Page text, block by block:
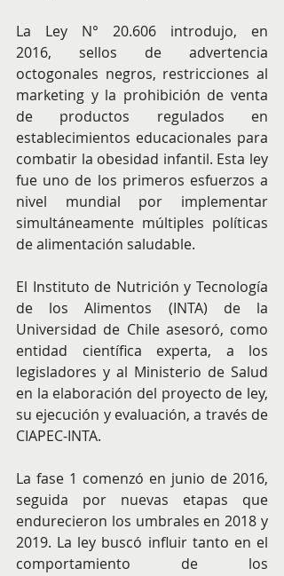
La Ley N° 20.606 introdujo, en
2016, sellos de advertencia
octogonales negros, restricciones al
marketing y la prohibición de venta
de productos regulados en
establecimientos educacionales para
combatir la obesidad infantil. Esta ley
fue uno de los primeros esfuerzos a
nivel mundial por implementar
simultáneamente múltiples políticas
de alimentación saludable.
El Instituto de Nutrición y Tecnología
de los Alimentos (INTA) de la
Universidad de Chile asesoró, como
entidad científica experta, a los
legisladores y al Ministerio de Salud
en la elaboración del proyecto de ley,
su ejecución y evaluación, a través de
CIAPEC-INTA.
La fase 1 comenzó en junio de 2016,
seguida por nuevas etapas que
endurecieron los umbrales en 2018 y
2019. La ley buscó influir tanto en el
comportamiento de los